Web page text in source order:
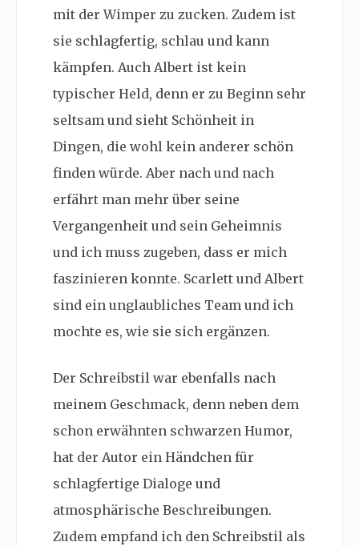
mit der Wimper zu zucken. Zudem ist
sie schlagfertig, schlau und kann
kämpfen. Auch Albert ist kein
typischer Held, denn er zu Beginn sehr
seltsam und sieht Schönheit in
Dingen, die wohl kein anderer schön
finden würde. Aber nach und nach
erfährt man mehr über seine
Vergangenheit und sein Geheimnis
und ich muss zugeben, dass er mich
faszinieren konnte. Scarlett und Albert
sind ein unglaubliches Team und ich
mochte es, wie sie sich ergänzen.
Der Schreibstil war ebenfalls nach
meinem Geschmack, denn neben dem
schon erwähnten schwarzen Humor,
hat der Autor ein Händchen für
schlagfertige Dialoge und
atmosphärische Beschreibungen.
Zudem empfand ich den Schreibstil als